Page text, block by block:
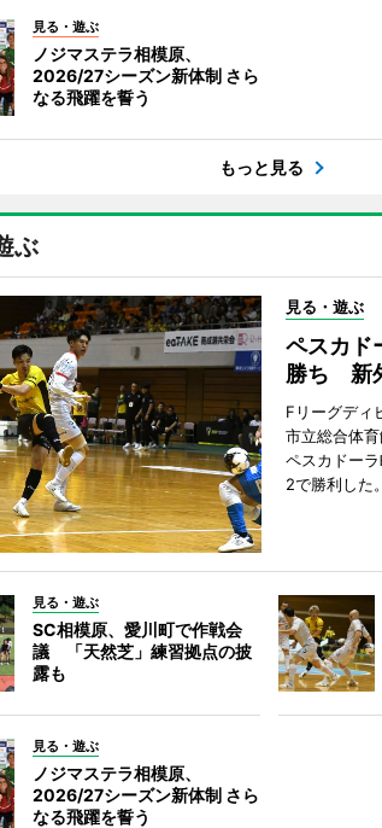
見る・遊ぶ
ノジマステラ相模原、
2026/27シーズン新体制 さら
なる飛躍を誓う
もっと見る
ぶ
見る・遊ぶ
ペスカド
勝ち 新
Fリーグディ
市立総合体育
ペスカドー
2で勝利した。
見る・遊ぶ
SC相模原、愛川町で作戦会
議 「天然芝」練習拠点の披
露も
見る・遊ぶ
ノジマステラ相模原、
2026/27シーズン新体制 さら
なる飛躍を誓う